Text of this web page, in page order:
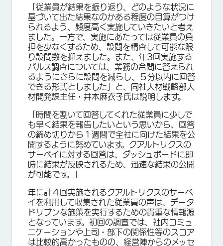
「従業員が結果を振り返り、どのような状況に
基づいて出た結果なのかある程度の目算がつけ
られるよう、頻度高く実施していきたいと考え
ました。一方で、実施にあたっては従業員の負
担を少なくするため、設問を精査して可能な限
り設問数を抑えました。また、年3回実施する
パルス調査については、業務の合間に答えられ
るようにさらに設問を減らし、５分以内に回答
できる形式としました」と、同社人材戦略部人
材開発課主任・井本麻衣子氏は説明します。
「時間を割いて回答してくれた従業員に少しで
も早く結果を報告したいという思いから、回答
の締め切りから１週間で全社に向けた結果を公
開するように努めています。クアルトリクスの
サーベイに対する回答は、ダッシュボードに即
時に結果が反映されるため、迅速な結果の公開
が可能です。」
年に計４回実施されるクアルトリクスのサーベ
イを利用して収集された従業員の声は、データ
ドリブンな施策を実行するための貴重な情報源
となっています。初回の調査では、社内コミュ
ニケーションや上司・部下の関係性等のスコア
は比較的高かったものの、経営陣からのメッセ